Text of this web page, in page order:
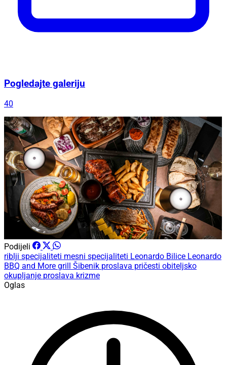
Pogledajte galeriju
40
Podijeli
riblji specijaliteti mesni specijaliteti Leonardo Bilice Leonardo
BBQ and More grill Šibenik proslava pričesti obiteljsko
okupljanje proslava krizme
Oglas